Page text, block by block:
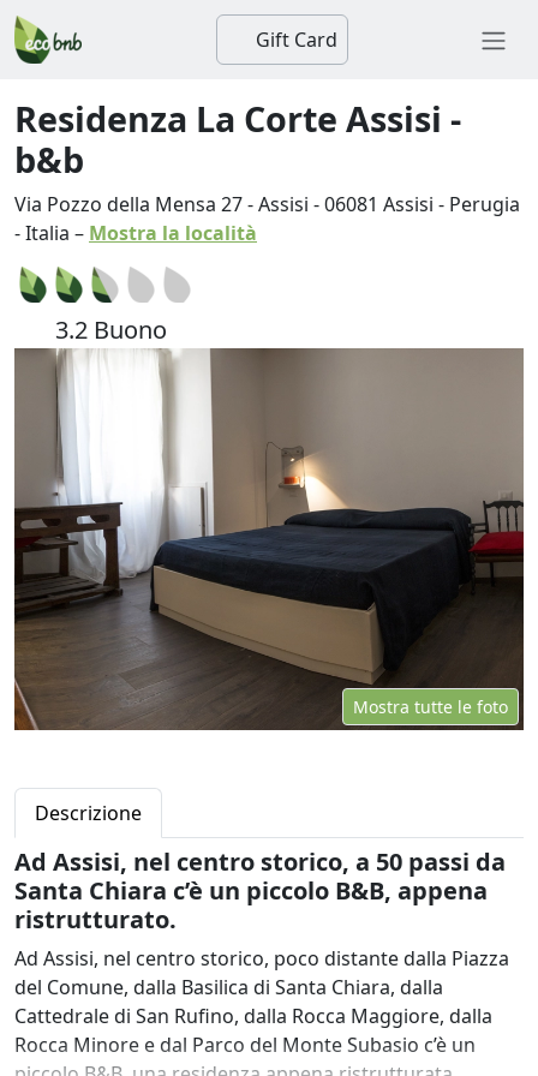
Gift Card
Residenza La Corte Assisi -
b&b
Via Pozzo della Mensa 27 - Assisi -06081 Assisi - Perugia
-Italia – Mostra la località
3.2 Buono
Mostra tutte le foto
Descrizione
Ad Assisi, nel centro storico, a 50 passi da
Santa Chiara c’è un piccolo B&B, appena
ristrutturato.
Ad Assisi, nel centro storico, poco distante dalla Piazza
del Comune, dalla Basilica di Santa Chiara, dalla
Cattedrale di San Rufino, dalla Rocca Maggiore, dalla
Rocca Minore e dal Parco del Monte Subasio c’è un